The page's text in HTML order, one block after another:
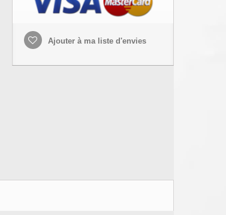
Ajouter à ma liste d'envies